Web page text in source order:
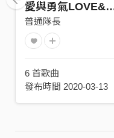
愛與勇氣
普通隊長
6 首歌曲
發布時間 2020-03-13